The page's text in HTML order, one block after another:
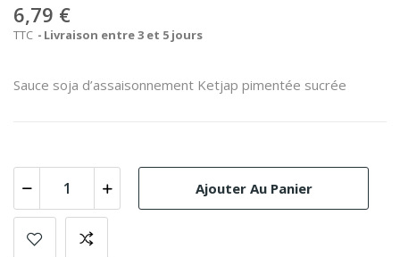
6,79 €
TTC Livraison entre 3 et 5 jours
Sauce soja d’assaisonnement Ketjap pimentée sucrée
Ajouter Au Panier